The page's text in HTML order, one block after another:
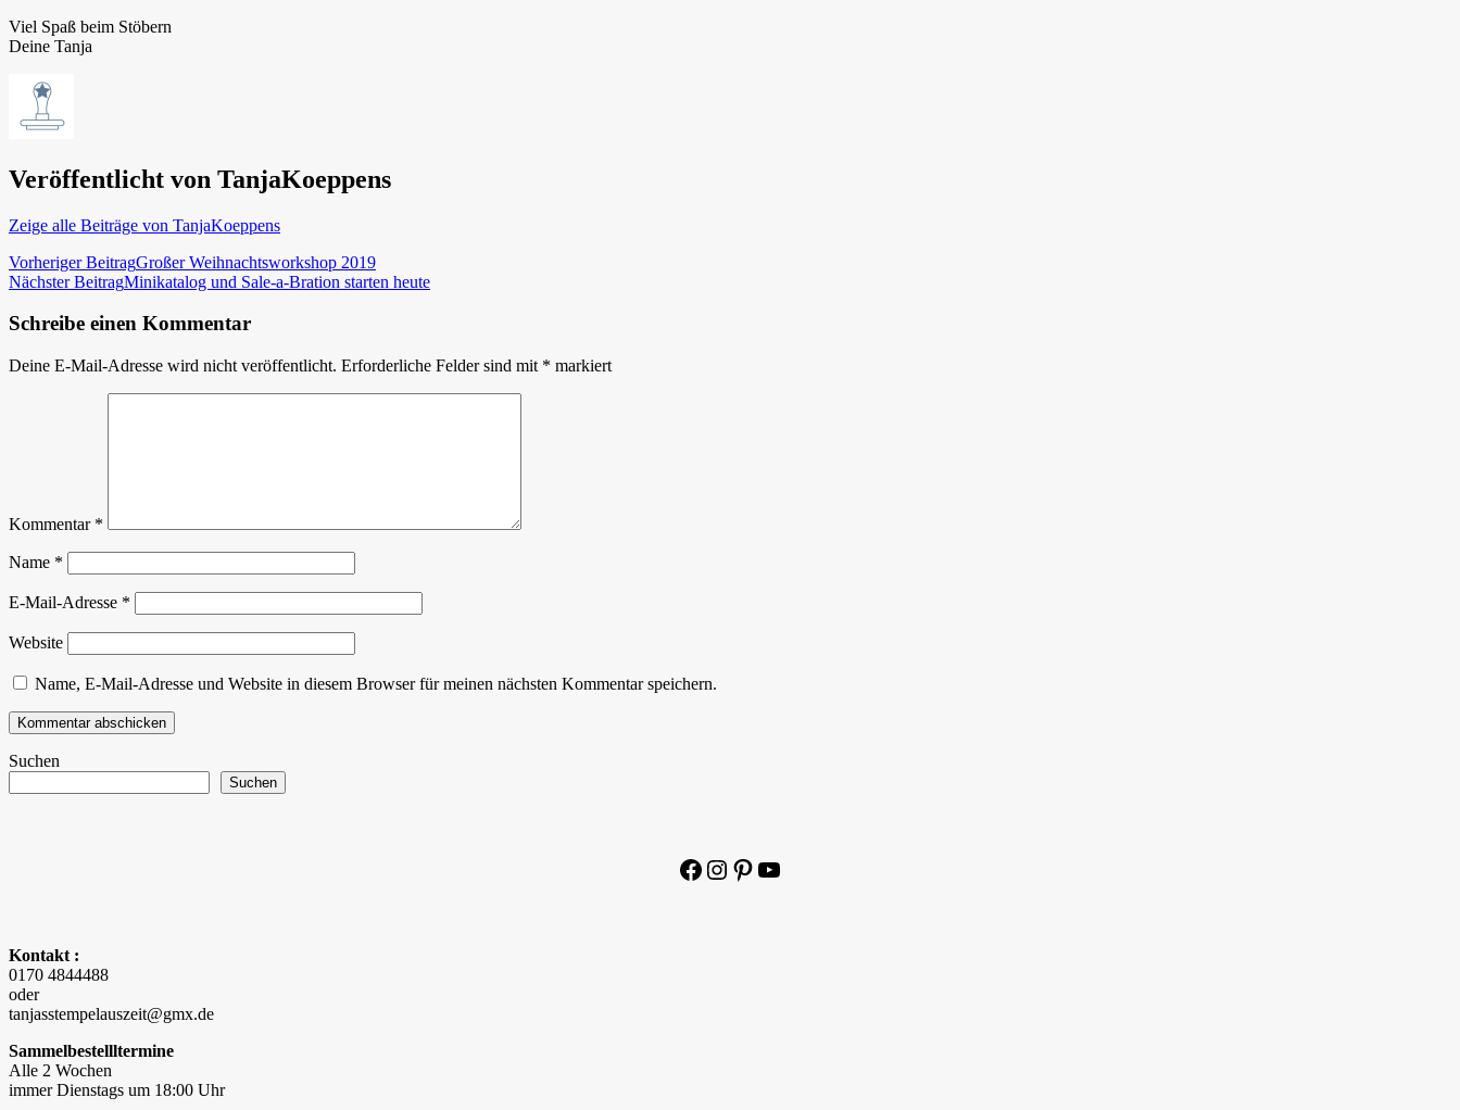
Viel Spaß beim Stöbern
Deine Tanja
Veröffentlicht von TanjaKoeppens
Zeige alle Beiträge von TanjaKoeppens
Beitragsnavigation
Vorheriger BeitragGroßer Weihnachtsworkshop 2019
Nächster BeitragMinikatalog und Sale-a-Bration starten heute
Schreibe einen Kommentar
Deine E-Mail-Adresse wird nicht veröffentlicht. Erforderliche Felder sind mit * markiert
Kommentar *
Name *
E-Mail-Adresse *
Website
Name, E-Mail-Adresse und Website in diesem Browser für meinen nächsten Kommentar speichern.
Suchen
Suchen
Facebook
Instagram
Pinterest
YouTube
Kontakt :
0170 4844488
oder
tanjasstempelauszeit@gmx.de
Sammelbestellltermine
Alle 2 Wochen
immer Dienstags um 18:00 Uhr